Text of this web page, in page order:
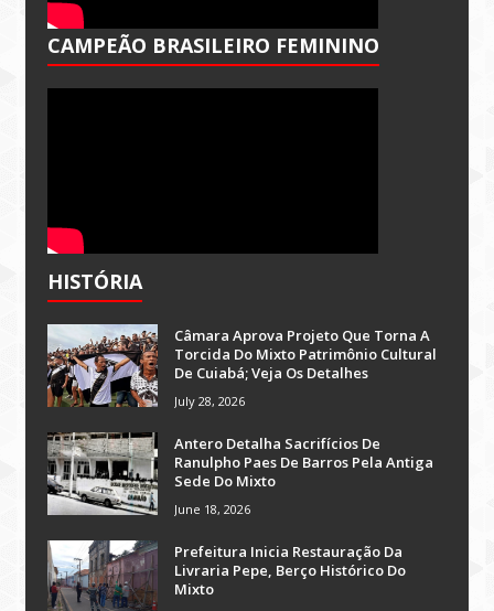
CAMPEÃO BRASILEIRO FEMININO
HISTÓRIA
Câmara Aprova Projeto Que Torna A
Torcida Do Mixto Patrimônio Cultural
De Cuiabá; Veja Os Detalhes
July 28, 2026
Antero Detalha Sacrifícios De
Ranulpho Paes De Barros Pela Antiga
Sede Do Mixto
June 18, 2026
Prefeitura Inicia Restauração Da
Livraria Pepe, Berço Histórico Do
Mixto